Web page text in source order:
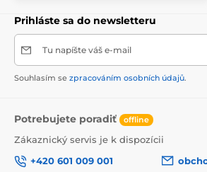
Prihláste sa do newsletteru
Tu napíšte váš e-mail
Souhlasím se zpracováním osobních údajů.
Potrebujete poradiť offline
Zákaznický servis je k dispozícii
+420 601 009 001